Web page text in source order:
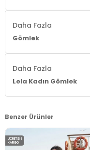
Daha Fazla
Gömlek
Daha Fazla
Lela Kadın Gömlek
Benzer Ürünler
ÜCRETSIZ
KARGO